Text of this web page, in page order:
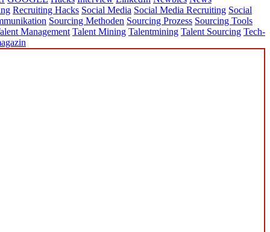
Recruiting Hacks Social Media Social Media Recruiting Social
Sourcing Methoden Sourcing Prozess Sourcing Tools
Management Talent Mining Talentmining Talent Sourcing Tech-